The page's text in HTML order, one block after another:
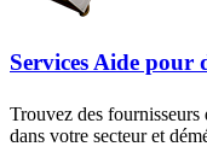
Services Aide pour
Trouvez des
dans votre secteur et